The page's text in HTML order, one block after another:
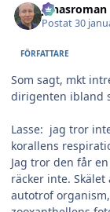
jonasroman
Postat30
FÖRFATTARE
Som sagt, mkt
dirigenten ibland
Lasse: jag tror
korallens
Jag tror den får
räcker inte.
autotrof